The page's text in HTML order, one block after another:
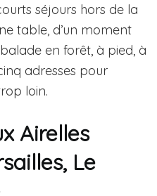
séjours hors de la
table, d’un moment
en forêt, à pied, à
adresses pour
loin.
Airelles
Le